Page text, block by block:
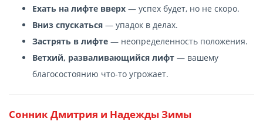
Ехать на лифте вверх — успех будет, но не скоро.
Вниз спускаться — упадок в делах.
Застрять в лифте — неопределенность положения.
Ветхий, разваливающийся лифт — вашему
благосостоянию что-то угрожает.
Сонник Дмитрия и Надежды Зимы